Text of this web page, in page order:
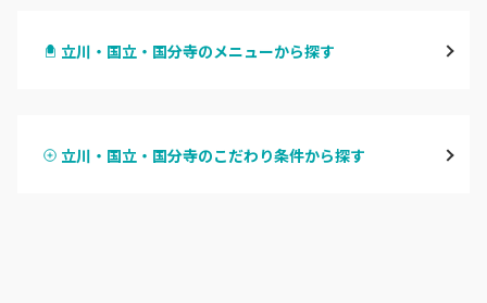
原宿
立川・国立・国分寺のメニューから探す
ハンドスカルプ
立川・国立・国分寺のこだわり条件から探す